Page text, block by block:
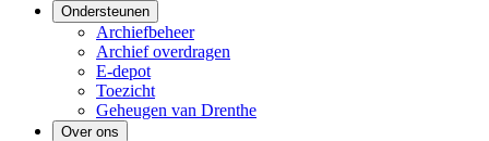
Ondersteunen
Archiefbeheer
Archief overdragen
E-depot
Toezicht
Geheugen van Drenthe
Over ons